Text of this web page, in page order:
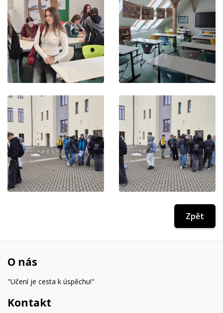
Zpět
O nás
"Učení je cesta k úspěchu!"
Kontakt